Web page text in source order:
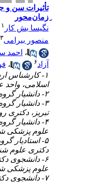
تأثیرات سن و
ِزمان‌محور
نگیسا بش کار۱
منصور بیرامی
،احمد
آزاد ۶ ،
۱- کارشناس
اسلامی، واحد
۳- دانشیار
تبریز، دکتری
۴- دانشیار
علوم پزشکی
۵- استادیار
دکتری علوم
۶- دانشجوی
علوم پزشکی